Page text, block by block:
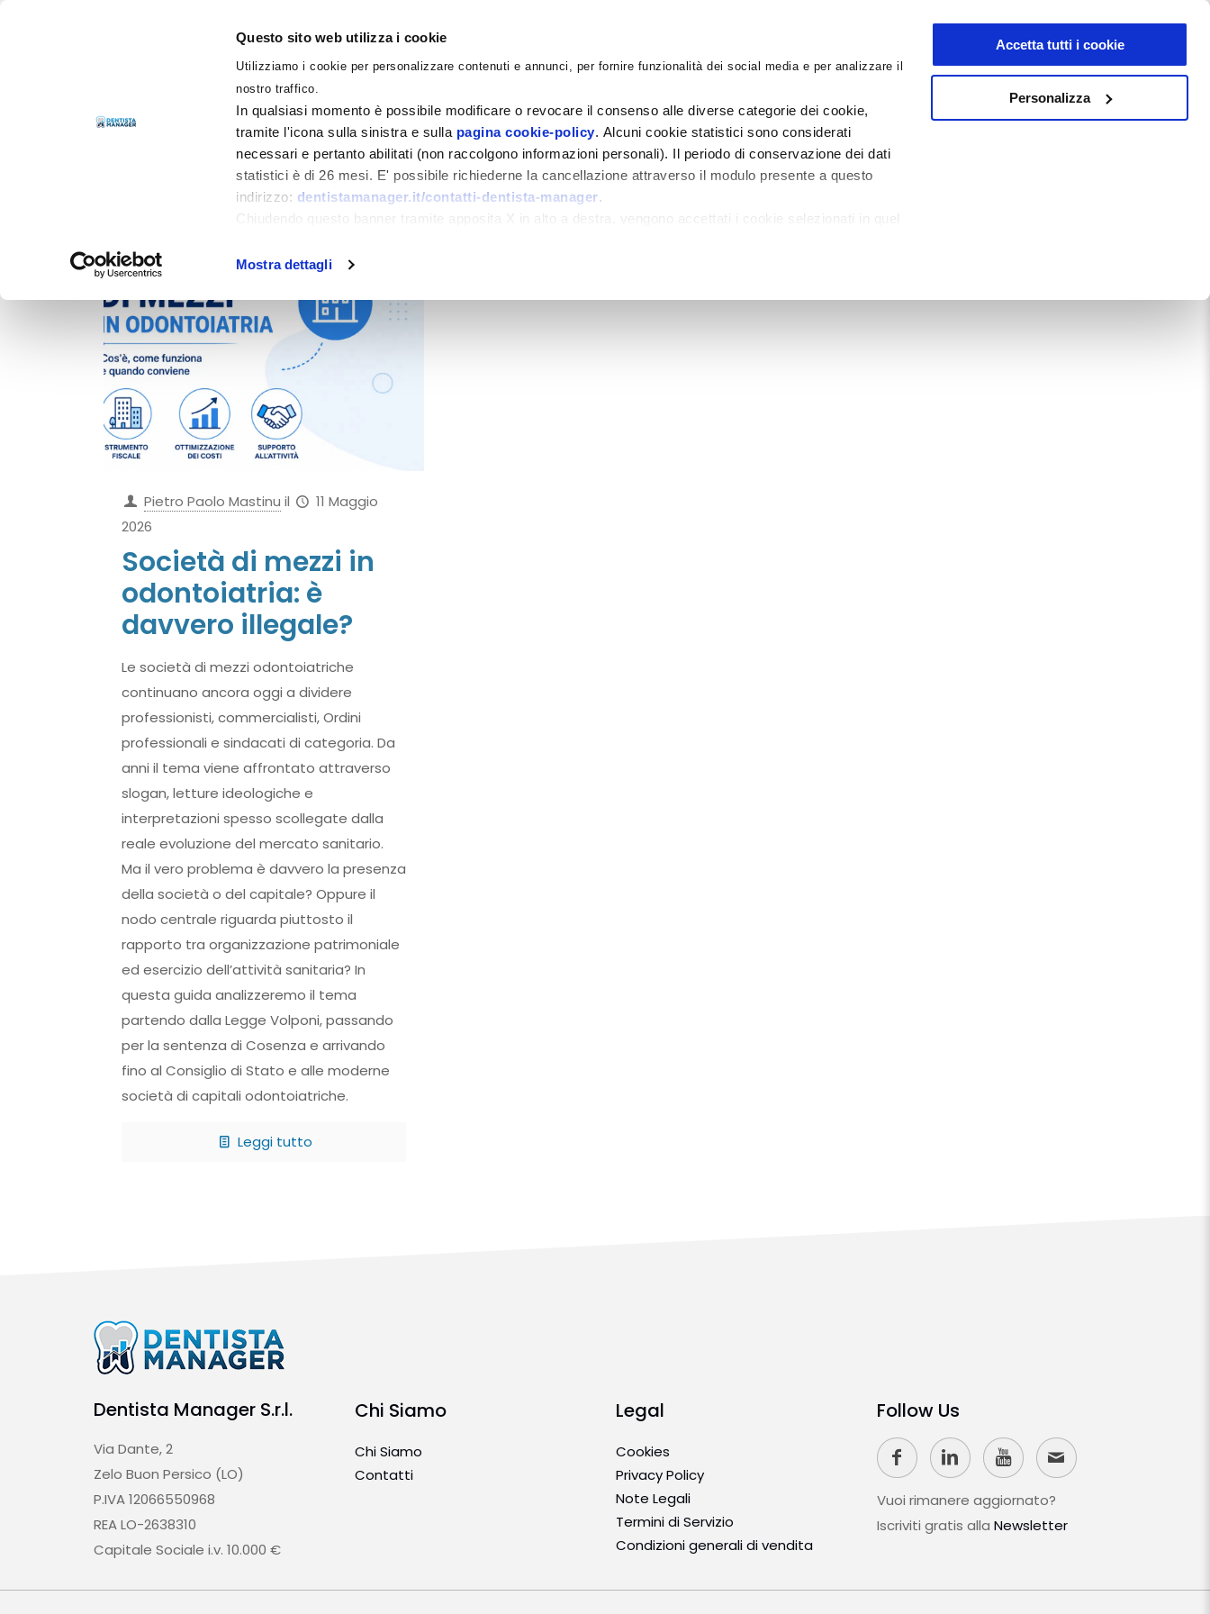
Questo sito web utilizza i cookie
Utilizziamo i cookie per personalizzare contenuti e annunci, per fornire funzionalità dei social media e per analizzare il
nostro traffico.
In qualsiasi momento è possibile modificare o revocare il consenso alle diverse categorie dei cookie,
tramite l'icona sulla sinistra e sulla pagina cookie-policy. Alcuni cookie statistici sono considerati
necessari e pertanto abilitati (non raccolgono informazioni personali). Il periodo di conservazione dei dati
statistici è di 26 mesi. E' possibile richiederne la cancellazione attraverso il modulo presente a questo
indirizzo: dentistamanager.it/contatti-dentista-manager.
Chiudendo questo banner tramite apposita X in alto a destra, vengono accettati i cookie selezionati in quel
Mostra dettagli
Accetta tutti i cookie
Personalizza
NEWSLETTER
DOCUMENTI 0 0
Categorie
Pietro Paolo Mastinu il
11 Maggio
2026
Società di mezzi in
odontoiatria: è
davvero illegale?
Le società di mezzi odontoiatriche
continuano ancora oggi a dividere
professionisti, commercialisti, Ordini
professionali e sindacati di categoria. Da
anni il tema viene affrontato attraverso
slogan, letture ideologiche e
interpretazioni spesso scollegate dalla
reale evoluzione del mercato sanitario.
Ma il vero problema è davvero la presenza
della società o del capitale? Oppure il
nodo centrale riguarda piuttosto il
rapporto tra organizzazione patrimoniale
ed esercizio dell’attività sanitaria? In
questa guida analizzeremo il tema
partendo dalla Legge Volponi, passando
per la sentenza di Cosenza e arrivando
fino al Consiglio di Stato e alle moderne
società di capitali odontoiatriche.
Leggi tutto
Dentista Manager S.r.l.
Via Dante, 2
Zelo Buon Persico (LO)
P.IVA 12066550968
REA LO-2638310
Capitale Sociale i.v. 10.000 €
Follow Us
Vuoi rimanere aggiornato?
Iscriviti gratis alla Newsletter
Chi Siamo
Chi Siamo
Contatti
Legal
Cookies
Privacy Policy
Note Legali
Termini di Servizio
Condizioni generali di vendita